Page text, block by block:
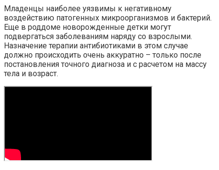
Младенцы наиболее уязвимы к негативному
воздействию патогенных микроорганизмов и бактерий.
Еще в роддоме новорожденные детки могут
подвергаться заболеваниям наряду со взрослыми.
Назначение терапии антибиотиками в этом случае
должно происходить очень аккуратно – только после
постановления точного диагноза и с расчетом на массу
тела и возраст.